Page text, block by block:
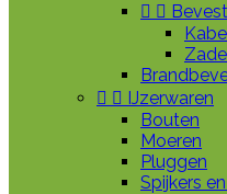
 
  IJzerwaren
Bouten
Moeren
Pluggen
Spijkers